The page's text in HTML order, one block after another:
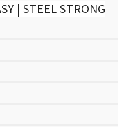
| STEEL STRONG